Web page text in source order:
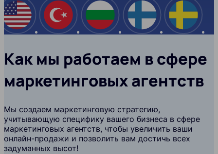
США Турция Болгария Финляндия
Как мы работаем в сфере
маркетинговых агентств
Мы создаем маркетинговую стратегию,
учитывающую специфику вашего бизнеса в сфере
маркетинговых агентств, чтобы увеличить ваши
онлайн-продажи и позволить вам достичь всех
задуманных высот!